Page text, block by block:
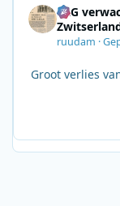
SRG
ruudam ·
Groot verlies